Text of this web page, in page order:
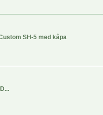
SH-5 med kåpa